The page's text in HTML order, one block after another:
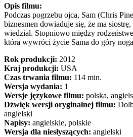
Opis filmu:
Podczas pogrzebu ojca, Sam (Chris
biznesmen dowiaduje się, że ma
wiedział. Stopniowo między
która wywróci życie Sama do góry
Rok produkcji: 2012
Kraj produkcji: USA
Czas trwania filmu: 114 min.
Wersja wydania: 1
Wersje językowe filmu: polska,
Dźwięk wersji oryginalnej filmu:
angielski
Napisy: angielskie, polskie
Wersja dla niesłyszących: angielski